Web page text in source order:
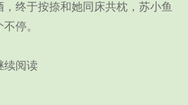
终于按捺和她同床共枕，苏小鱼
停。
阅读